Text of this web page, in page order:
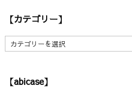
イ【カテゴリー】
【
カ
リ【abicase】